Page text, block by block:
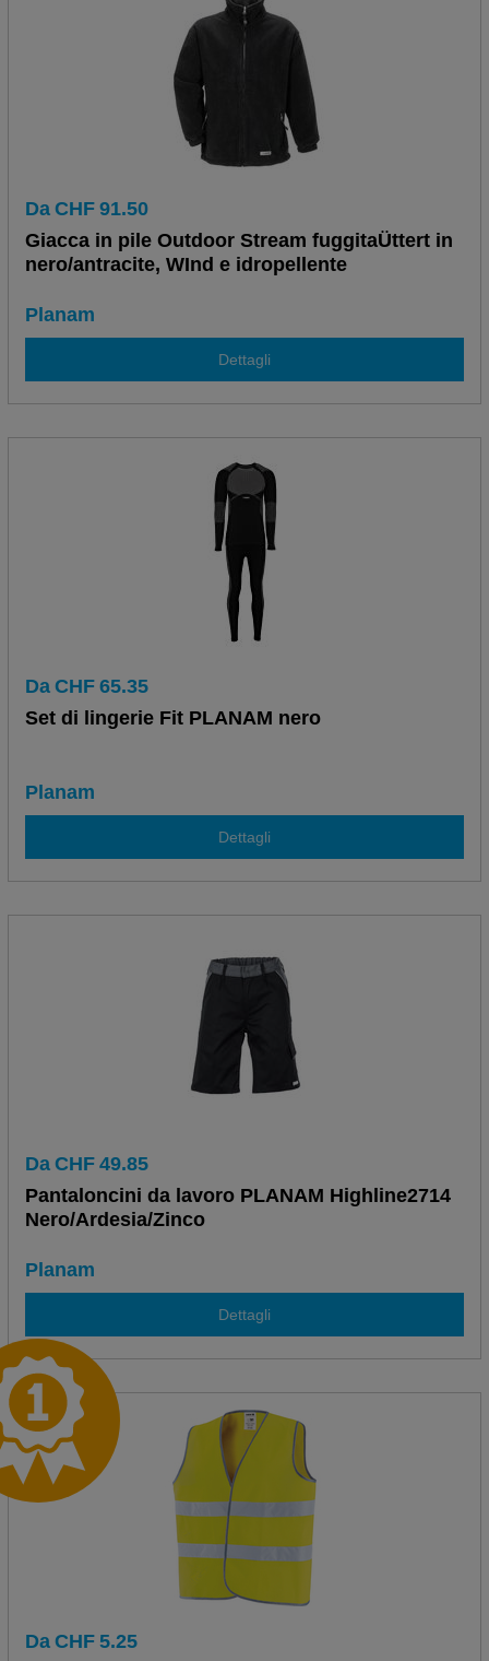
Da CHF 91.50
Giacca in pile Outdoor Stream fuggitaÜttert in
nero/antracite, WInd e idropellente
Planam
Dettagli
Da CHF 65.35
Set di lingerie Fit PLANAM nero
Planam
Dettagli
Da CHF 49.85
Pantaloncini da lavoro PLANAM Highline2714
Nero/Ardesia/Zinco
Planam
Dettagli
Da CHF 5.25